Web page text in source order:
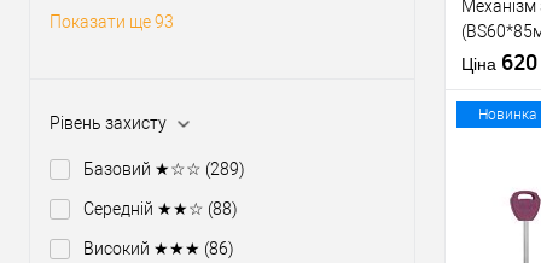
Показати ще 93
Рівень захисту
Базовий ★☆☆ (289)
Середній ★★☆ (88)
Високий ★★★ (86)
Механізм
тех
Ціна 620
Новинка